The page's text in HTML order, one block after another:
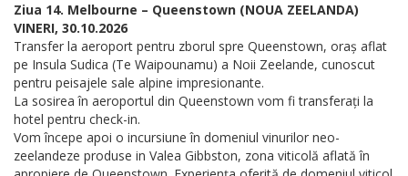
Ziua 14. Melbourne – Queenstown (NOUA ZEELANDA)
VINERI, 30.10.2026
Transfer la aeroport pentru zborul spre Queenstown, oraș aflat
pe Insula Sudica (Te Waipounamu) a Noii Zeelande, cunoscut
pentru peisajele sale alpine impresionante.
La sosirea în aeroportul din Queenstown vom fi transferați la
hotel pentru check-in.
Vom începe apoi o incursiune în domeniul vinurilor neo-
zeelandeze produse in Valea Gibbston, zona viticolă aflată în